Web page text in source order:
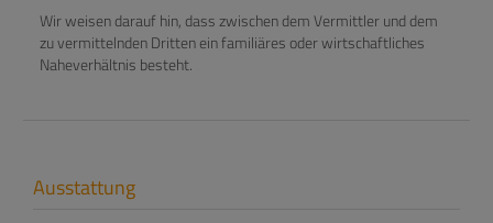
Wir weisen darauf hin, dass zwischen dem Vermittler und dem
zu vermittelnden Dritten ein familiäres oder wirtschaftliches
Naheverhältnis besteht.
Ausstattung